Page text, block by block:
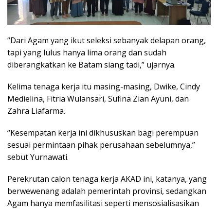
“Dari Agam yang ikut seleksi sebanyak delapan orang,
tapi yang lulus hanya lima orang dan sudah
diberangkatkan ke Batam siang tadi,” ujarnya.
Kelima tenaga kerja itu masing-masing, Dwike, Cindy
Medielina, Fitria Wulansari, Sufina Zian Ayuni, dan
Zahra Liafarma.
“Kesempatan kerja ini dikhususkan bagi perempuan
sesuai permintaan pihak perusahaan sebelumnya,”
sebut Yurnawati.
Perekrutan calon tenaga kerja AKAD ini, katanya, yang
berwewenang adalah pemerintah provinsi, sedangkan
Agam hanya memfasilitasi seperti mensosialisasikan